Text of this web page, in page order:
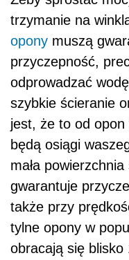
trzymanie na
opony muszą
przyczepność,
odprowadzać
szybkie ścieranie
jest, że to od
będą osiągi
mała
gwarantuje
także przy
tylne opony w
obracają się